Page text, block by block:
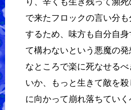
で来たフロックの言い分
するため、味方も自分自
て構わないという悪魔の
なところで楽に死なせる
いか、もっと生きて敵を
に向かって崩れ落ちてい